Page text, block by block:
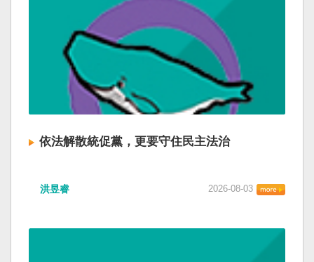
依法解散統促黨，更要守住民主法治
洪昱睿 2026-08-03